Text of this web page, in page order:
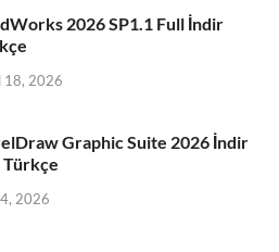
2026 SP1.1 Full İndir
18, 2026
Graphic Suite 2026 İndir
Türkçe
2026